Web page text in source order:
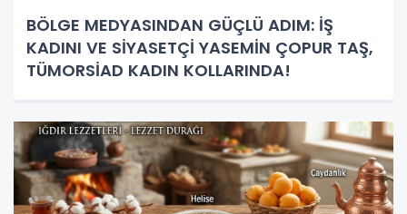
BÖLGE MEDYASINDAN GÜÇLÜ ADIM: İŞ
KADINI VE SİYASETÇİ YASEMİN ÇOPUR TAŞ,
TÜMORSİAD KADIN KOLLARINDA!